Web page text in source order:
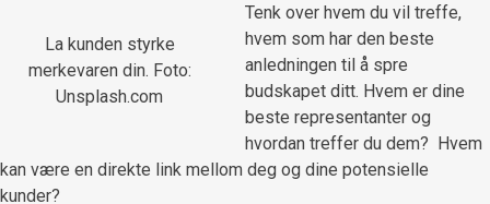
La kunden styrke
merkevaren din. Foto:
Unsplash.com
Tenk over hvem du vil treffe,
hvem som har den beste
anledningen til å spre
budskapet ditt. Hvem er dine
beste representanter og
hvordan treffer du dem? Hvem
kan være en direkte link mellom deg og dine potensielle
kunder?